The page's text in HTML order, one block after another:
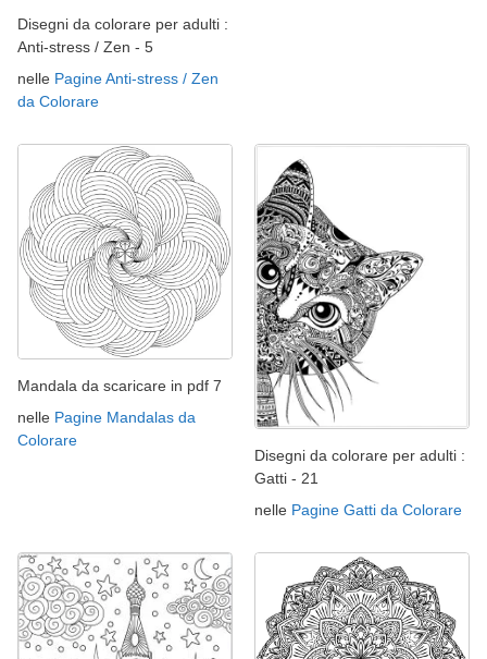
Disegni da colorare per adulti :
Anti-stress / Zen - 5
nelle Pagine Anti-stress / Zen
da Colorare
Mandala da scaricare in pdf 7
nelle Pagine Mandalas da
Colorare
Disegni da colorare per adulti :
Gatti - 21
nelle Pagine Gatti da Colorare